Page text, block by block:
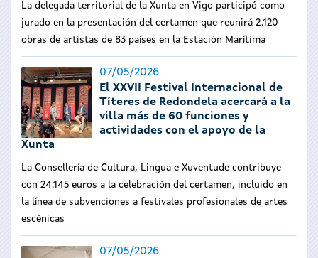
La delegada territorial de la Xunta en Vigo participó como
jurado en la presentación del certamen que reunirá 2.120
obras de artistas de 83 países en la Estación Marítima
07/05/2026
El XXVII Festival Internacional de
Títeres de Redondela acercará a la
villa más de 60 funciones y
actividades con el apoyo de la
Xunta
La Consellería de Cultura, Lingua e Xuventude contribuye
con 24.145 euros a la celebración del certamen, incluido en
la línea de subvenciones a festivales profesionales de artes
escénicas
07/05/2026